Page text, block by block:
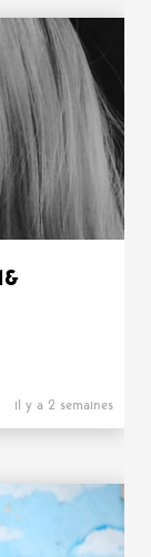
il y a 2 semaines